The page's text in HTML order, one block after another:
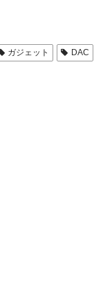
ガジェット
DAC